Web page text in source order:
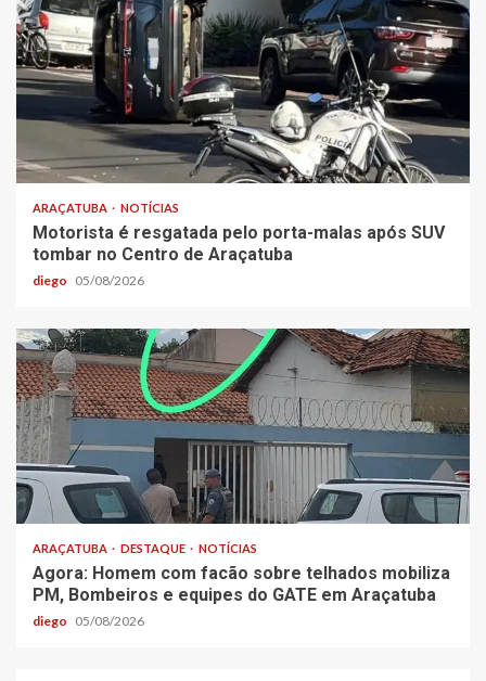
ARAÇATUBA NOTÍCIAS
Motorista é resgatada pelo porta-malas após SUV
tombar no Centro de Araçatuba
diego 05/08/2026
ARAÇATUBA DESTAQUE NOTÍCIAS
Agora: Homem com facão sobre telhados mobiliza
PM, Bombeiros e equipes do GATE em Araçatuba
diego 05/08/2026